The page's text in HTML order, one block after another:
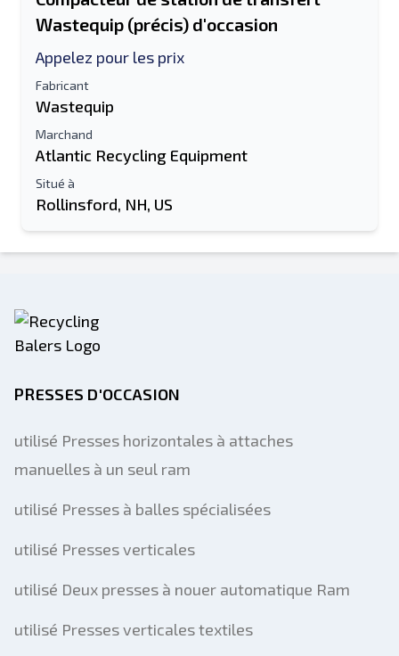
Adresse e-mail
Mobile
Wastequip (précis) d'occasion
Appelez pour les prix
Fabricant
Wastequip
Marchand
Atlantic Recycling Equipment
Situé à
Rollinsford, NH, US
Ton nom complet
Information additionnelle
Envoyer
PRESSES D'OCCASION
utilisé Presses horizontales à attaches
manuelles à un seul ram
utilisé Presses à balles spécialisées
utilisé Presses verticales
utilisé Deux presses à nouer automatique Ram
utilisé Presses verticales textiles